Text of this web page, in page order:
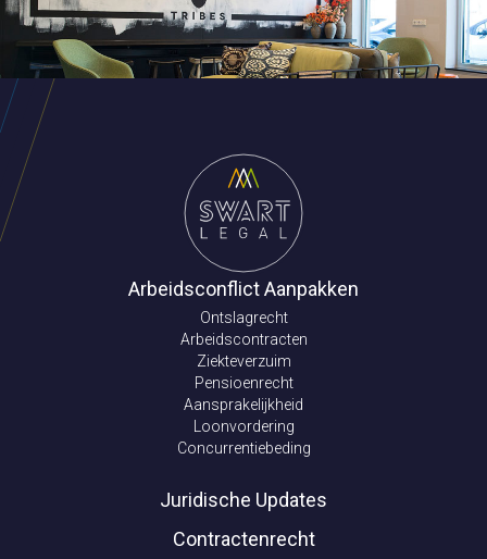
Arbeidsconflict Aanpakken
Ontslagrecht
Arbeidscontracten
Ziekteverzuim
Pensioenrecht
Aansprakelijkheid
Loonvordering
Concurrentiebeding
Juridische Updates
Contractenrecht